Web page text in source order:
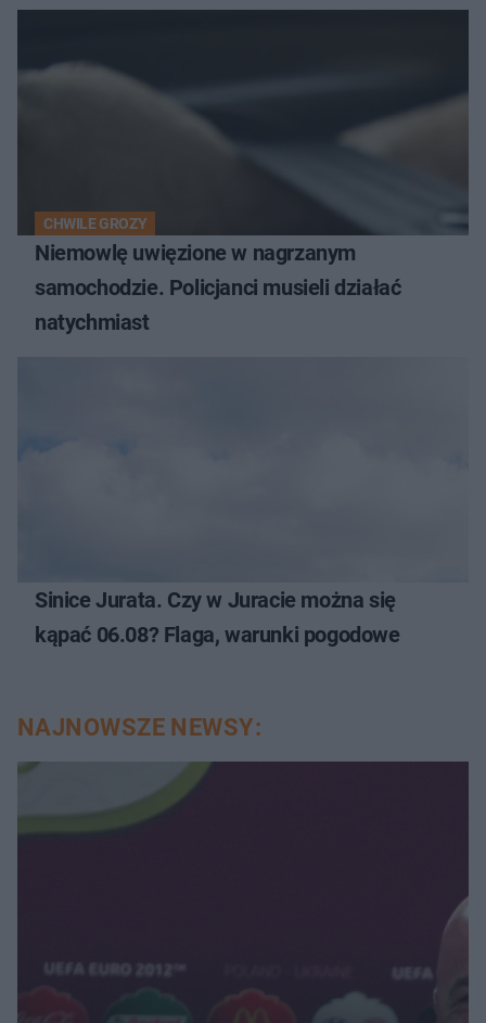
CHWILE GROZY
Niemowlę uwięzione w nagrzanym
samochodzie. Policjanci musieli działać
natychmiast
Sinice Jurata. Czy w Juracie można się
kąpać 06.08? Flaga, warunki pogodowe
NAJNOWSZE NEWSY: